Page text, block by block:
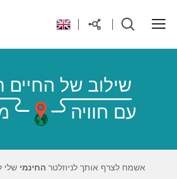
יעדים בעולם
טיפים והנחות לטיול
שילוב של החיים
עם חוויה
אשמח לצרף אותך לניוזלטר החינמי שלי